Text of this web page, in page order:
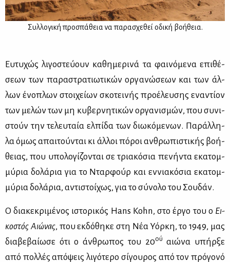
Συλ­λο­γι­κή προ­σπά­θεια να πα­ρα­σχε­θεί οδι­κή βο­ή­θεια.
Ευ­τυ­χώς λι­γο­στεύ­ουν κα­θη­με­ρι­νά τα φαι­νό­με­να επι­θέ­
σε­ων των πα­ρα­στρα­τιω­τι­κών ορ­γα­νώ­σε­ων και των άλ­
λων ένο­πλων στοι­χεί­ων σκο­τει­νής προ­έ­λευ­σης ενα­ντί­ον
των με­λών των μη κυ­βερ­νη­τι­κών ορ­γα­νι­σμών, που συ­νι­
στούν την τε­λευ­ταία ελ­πί­δα των διω­κό­με­νων. Πα­ράλ­λη­
λα όμως απαι­τού­νται κι άλ­λοι πό­ροι αν­θρω­πι­στι­κής βο­ή­
θειας, που υπο­λο­γί­ζο­νται σε τρια­κό­σια πε­νή­ντα εκα­τομ­
μύ­ρια δο­λά­ρια για το Νταρ­φούρ και εν­νια­κό­σια εκα­τομ­
μύ­ρια δο­λά­ρια, αντι­στοί­χως, για το σύ­νο­λο του Σου­δάν.
Ο δια­κε­κρι­μέ­νος ιστο­ρι­κός Hans Kohn, στο έρ­γο του ο Ει­
κο­στός Αιώ­νας, που εκ­δό­θη­κε στη Νέα Υόρ­κη, το 1949, μας
δια­βε­βαί­ω­σε ότι ο άν­θρω­πος του 20ού αιώ­να υπήρ­ξε
από πολ­λές από­ψεις λι­γό­τε­ρο σί­γου­ρος από τον πρό­γο­νό